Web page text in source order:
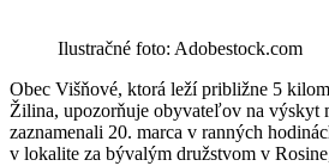
Ilustračné foto: Adobestock.com
Obec Višňové, ktorá leží približne 5
Žilina, upozorňuje obyvateľov na výskyt
zaznamenali 20. marca v ranných
v lokalite za bývalým družstvom v